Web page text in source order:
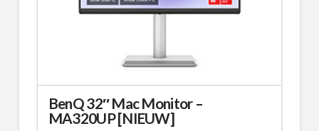
BenQ 32″ Mac Monitor –
MA320UP [NIEUW]